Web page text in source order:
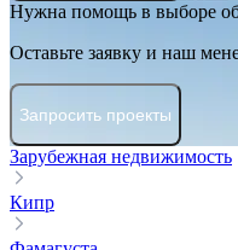
Нужна помощь в выборе
Оставьте заявку и наш
Запросить проекты
Зарубежная недвижимость
Кипр